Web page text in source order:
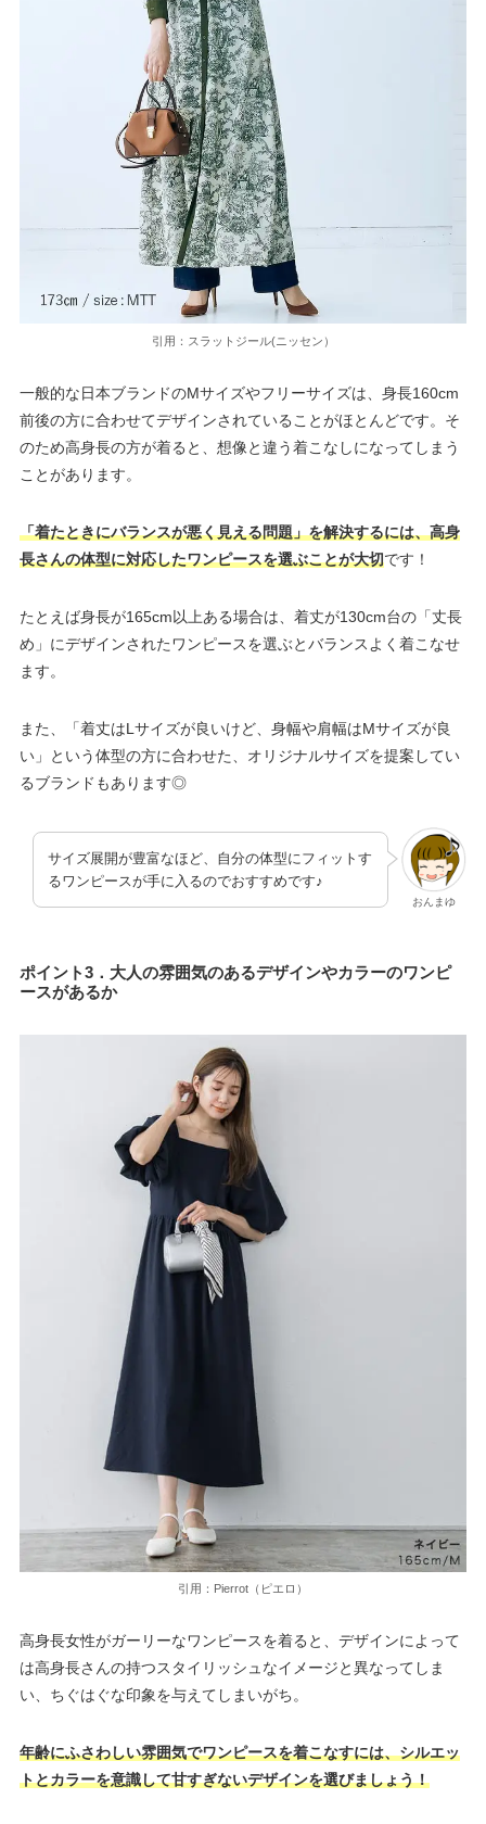
引用：スラットジール(ニッセン）
一般的な日本ブランドのMサイズやフリーサイズは、身長160cm
前後の方に合わせてデザインされていることがほとんどです。そ
のため高身長の方が着ると、想像と違う着こなしになってしまう
ことがあります。
「着たときにバランスが悪く見える問題」を解決するには、高身
長さんの体型に対応したワンピースを選ぶことが大切です！
たとえば身長が165cm以上ある場合は、着丈が130cm台の「丈長
め」にデザインされたワンピースを選ぶとバランスよく着こなせ
ます。
また、「着丈はLサイズが良いけど、身幅や肩幅はMサイズが良
い」という体型の方に合わせた、オリジナルサイズを提案してい
るブランドもあります◎
おんまゆ
サイズ展開が豊富なほど、自分の体型にフィットす
るワンピースが手に入るのでおすすめです♪
ポイント3．大人の雰囲気のあるデザインやカラーのワンピ
ースがあるか
引用：Pierrot（ピエロ）
高身長女性がガーリーなワンピースを着ると、デザインによって
は高身長さんの持つスタイリッシュなイメージと異なってしま
い、ちぐはぐな印象を与えてしまいがち。
年齢にふさわしい雰囲気でワンピースを着こなすには、シルエッ
トとカラーを意識して甘すぎないデザインを選びましょう！